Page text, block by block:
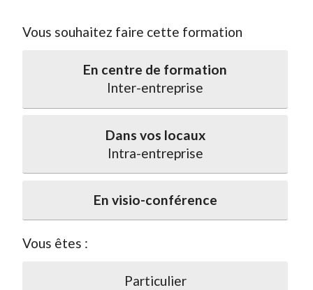
Vous souhaitez faire cette formation
En centre de formation
Inter-entreprise
Dans vos locaux
Intra-entreprise
En visio-conférence
Vous êtes :
Particulier